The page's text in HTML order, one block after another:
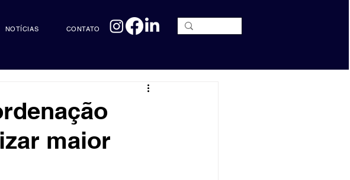
NOTÍCIAS CONTATO
maior